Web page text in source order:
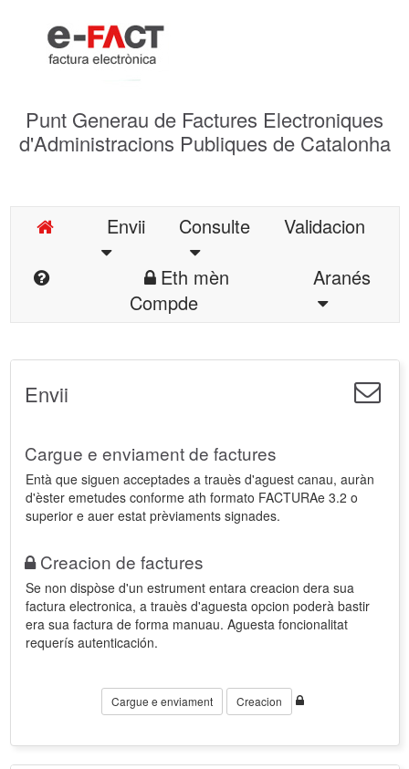
Punt Generau de Factures Electroniques
d'Administracions Publiques de Catalonha
Envii Consulte
Validacion
Eth mèn
Compde
Aranés
Envii
Cargue e enviament de factures
Entà que siguen acceptades a trauès d'aguest canau, auràn
d'èster emetudes conforme ath formato FACTURAe 3.2 o
superior e auer estat prèviaments signades.
Creacion de factures
Se non dispòse d'un estrument entara creacion dera sua
factura electronica, a trauès d'aguesta opcion poderà bastir
era sua factura de forma manuau. Aguesta foncionalitat
requerís autenticación.
Cargue e enviament Creacion